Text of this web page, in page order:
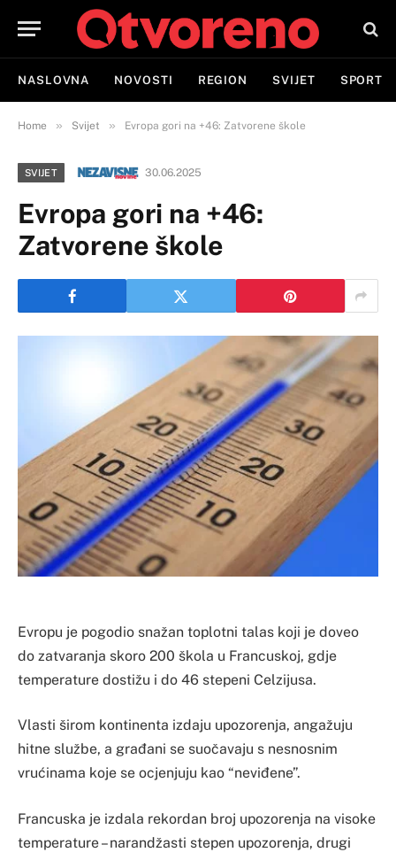
NASLOVNA NOVOSTI REGION SVIJET SPORT
Home » Svijet » Evropa gori na +46: Zatvorene škole
SVIJET 30.06.2025
Evropa gori na +46:
Zatvorene škole
Evropu je pogodio snažan toplotni talas koji je doveo
do zatvaranja skoro 200 škola u Francuskoj, gdje
temperature dostižu i do 46 stepeni Celzijusa.
Vlasti širom kontinenta izdaju upozorenja, angažuju
hitne službe, a građani se suočavaju s nesnosnim
vrućinama koje se ocjenjuju kao “neviđene”.
Francuska je izdala rekordan broj upozorenja na visoke
temperature – narandžasti stepen upozorenja, drugi